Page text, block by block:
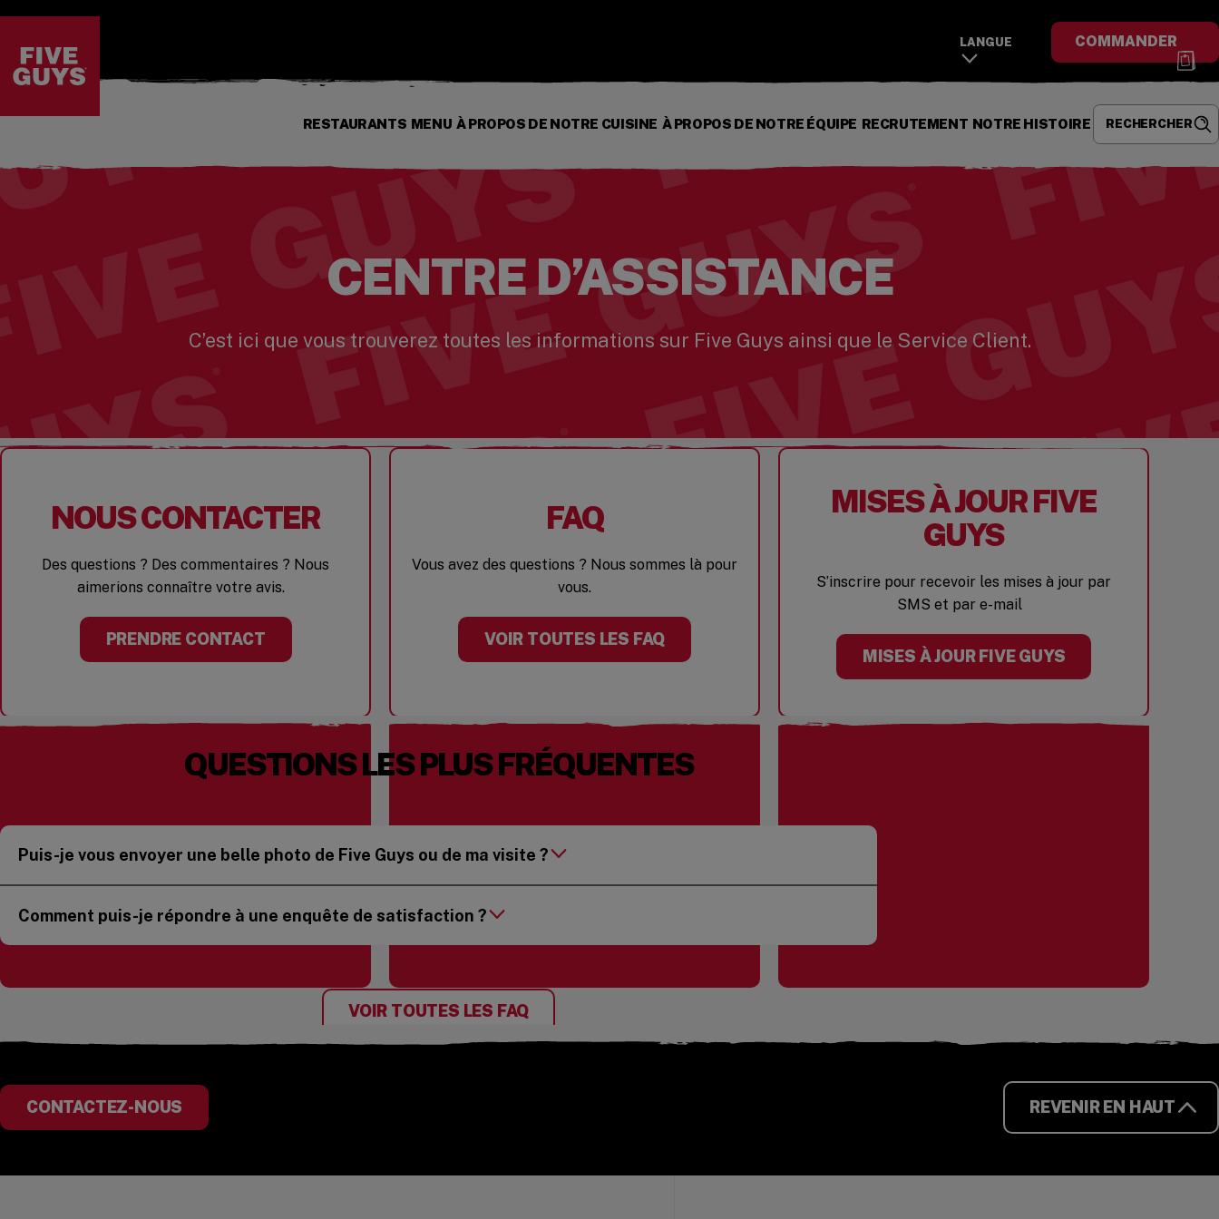
LANGUE COMMANDER
RESTAURANTS MENU À PROPOS DE NOTRE CUISINE À PROPOS DE NOTRE ÉQUIPE RECRUTEMENT(OPENS IN A NEW WINDOW)
NOTRE HISTOIRE RECHERCHER
CENTRE D’ASSISTANCE
C’est ici que vous trouverez toutes les informations sur Five Guys ainsi que le Service Client.
NOUS CONTACTER
Des questions ? Des commentaires ? Nous
aimerions connaître votre avis.
PRENDRE CONTACT
FAQ
Vous avez des questions ? Nous sommes là pour
vous.
VOIR TOUTES LES FAQ
MISES À JOUR FIVE
GUYS
S’inscrire pour recevoir les mises à jour par
SMS et par e-mail
MISES À JOUR FIVE GUYS
QUESTIONS LES PLUS FRÉQUENTES
Puis-je vous envoyer une belle photo de Five Guys ou de ma visite ?
Comment puis-je répondre à une enquête de satisfaction ?
VOIR TOUTES LES FAQ
CONTACTEZ-NOUS REVENIR EN HAUT